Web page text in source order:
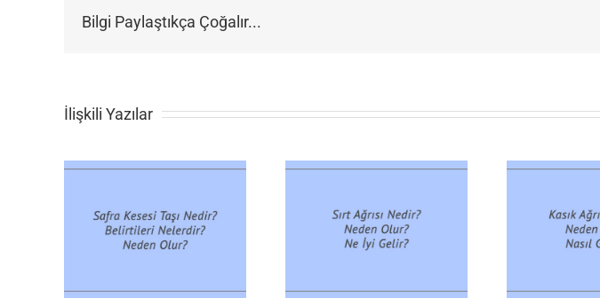
Bilgi Paylaştıkça Çoğalır...
İlişkili Yazılar